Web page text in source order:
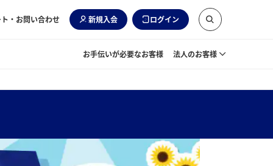
・お問い合わせ 新規入会 ログイン
お手伝いが必要なお客様 法人のお客様
年は運航期間拡大！ 対象搭乗期間：2026年7月